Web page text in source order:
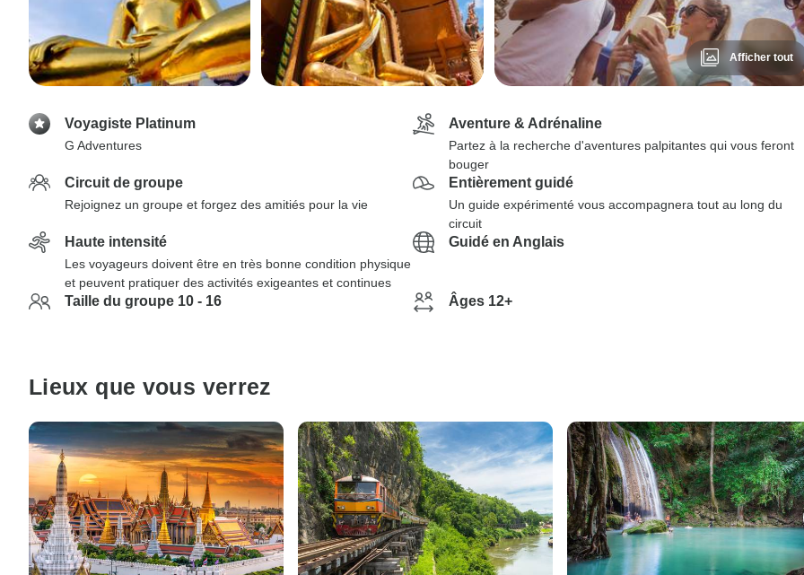
Afficher tout
Voyagiste Platinum
G Adventures
Aventure & Adrénaline
Partez à la recherche d'aventures palpitantes qui vous feront
bouger
Circuit de groupe
Rejoignez un groupe et forgez des amitiés pour la vie
Entièrement guidé
Un guide expérimenté vous accompagnera tout au long du
circuit
Haute intensité
Les voyageurs doivent être en très bonne condition physique
et peuvent pratiquer des activités exigeantes et continues
Guidé en Anglais
Taille du groupe 10 - 16 Âges 12+
Lieux que vous verrez